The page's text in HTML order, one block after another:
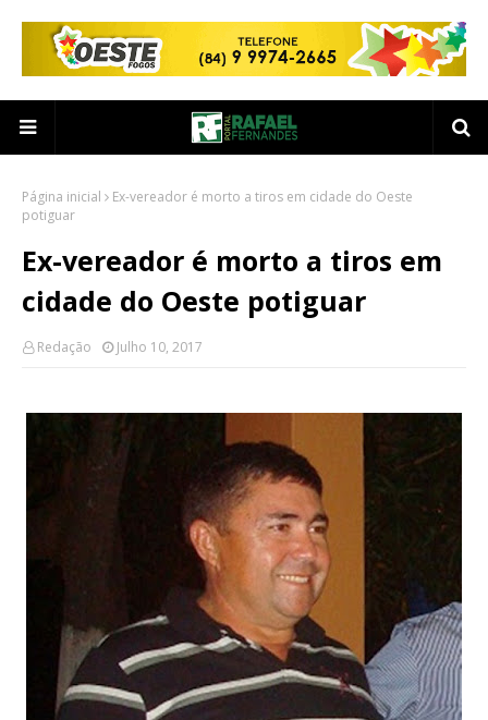
Página inicial
Ex-vereador é morto a tiros em cidade do Oeste
potiguar
Ex-vereador é morto a tiros em
cidade do Oeste potiguar
Redação Julho 10, 2017